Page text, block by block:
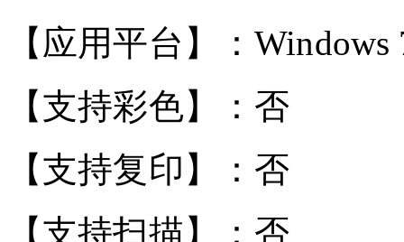
【应用平台】：Windows
【支持彩色】：否
【支持复印】：否
【支持扫描】：否